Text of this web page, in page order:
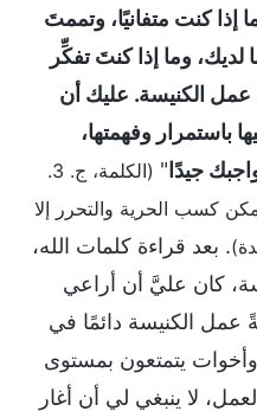
إذا كنت متفانيًا، وتممتَ
وما إذا كنتَ تفكِّر
الكنيسة. عليك أن
باستمرار وفهمتها،
جيدًا"
(الكلمة، ج. 3.
كسب الحرية والتحرر إلا
. بعد قراءة كلمات الله،
كان عليَّ أن أراعي
عمل الكنيسة دائمًا في
وأخوات يتمتعون بمستوى
لا ينبغي لي أن أغار